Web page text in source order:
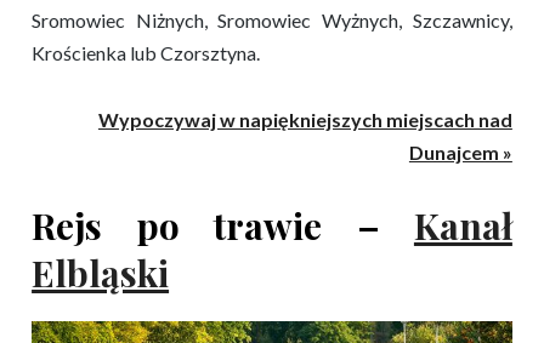
Sromowiec Niżnych, Sromowiec Wyżnych, Szczawnicy,
Krościenka lub Czorsztyna.
Wypoczywaj w napiękniejszych miejscach nad
Dunajcem »
Rejs po trawie – Kanał
Elbląski